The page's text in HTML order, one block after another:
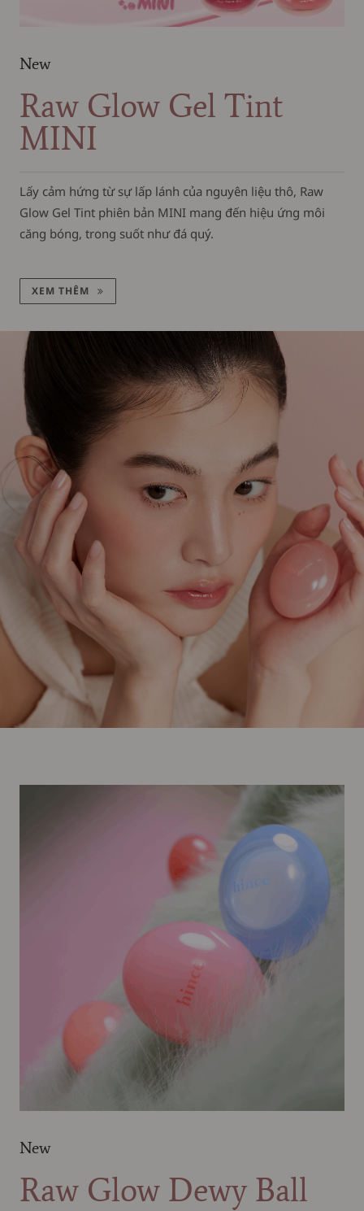
New
Raw Glow Gel Tint
MINI
Lấy cảm hứng từ sự lấp lánh của nguyên liệu thô, Raw
Glow Gel Tint phiên bản MINI mang đến hiệu ứng môi
căng bóng, trong suốt như đá quý.
XEM THÊM
New
Raw Glow Dewy Ball